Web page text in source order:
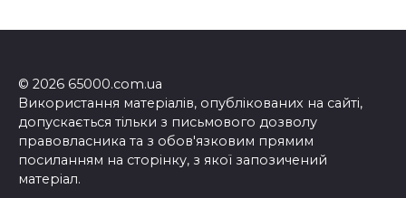
© 2026 65000.com.ua
Використання матеріалів, опублікованих на сайті,
допускається тільки з письмового дозволу
правовласника та з обов'язковим прямим
посиланням на сторінку, з якої запозичений
матеріал.